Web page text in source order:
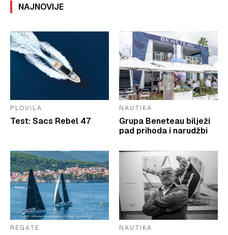
NAJNOVIJE
PLOVILA
Test: Sacs Rebel 47
NAUTIKA
Grupa Beneteau bilježi
pad prihoda i narudžbi
REGATE NAUTIKA